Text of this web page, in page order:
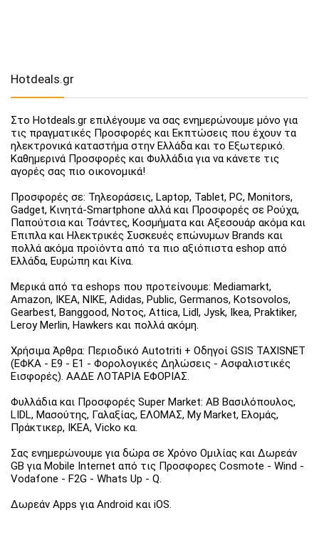
Hotdeals.gr
Στο Hotdeals.gr επιλέγουμε να σας ενημερώνουμε μόνο για
τις πραγματικές Προσφορές και Εκπτώσεις που έχουν τα
ηλεκτρονικά καταστήμα στην Ελλάδα και το Εξωτερικό.
Καθημερινά Προσφορές και Φυλλάδια για να κάνετε τις
αγορές σας πιο οικονομικά!
Προσφορές σε: Τηλεοράσεις, Laptop, Tablet, PC, Monitors,
Gadget, Κινητά-Smartphone αλλά και Προσφορές σε Ρούχα,
Παπούτσια και Τσάντες, Κοσμήματα και Αξεσουάρ ακόμα και
Έπιπλα και Ηλεκτρικές Συσκευές επώνυμων Brands και
πολλά ακόμα προϊόντα από τα πιο αξιόπιστα eshop από
Ελλάδα, Ευρώπη και Κίνα.
Μερικά από τα eshops που προτείνουμε: Mediamarkt,
Amazon, IKEA, NIKE, Adidas, Public, Germanos, Kotsovolos,
Gearbest, Banggood, Νοτος, Attica, Lidl, Jysk, Ikea, Praktiker,
Leroy Merlin, Hawkers και πολλά ακόμη.
Χρήσιμα Άρθρα: Περιοδικό Autotriti + Οδηγοί GSIS TAXISNET
(ΕΦΚΑ - Ε9 - Ε1 - Φορολογικές Δηλώσεις - Ασφαλιστικές
Εισφορές). ΑΑΔΕ ΛΟΤΑΡΙΑ ΕΦΟΡΙΑΣ.
Φυλλάδια και Προσφορές Super Market: ΑΒ Βασιλόπουλος,
LIDL, Μασούτης, Γαλαξίας, ΕΛΟΜΑΣ, My Market, Ελομάς,
Πράκτικερ, ΙΚΕΑ, Vicko κα.
Σας ενημερώνουμε για δώρα σε Χρόνο Ομιλίας και Δωρεάν
GB για Mobile Internet από τις Προσφορες Cosmote - Wind -
Vodafone - F2G - Whats Up - Q.
Δωρεάν Apps για Android και iOS.